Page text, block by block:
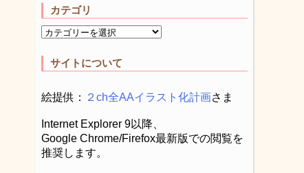
カテゴリ
サイトについて
絵提供： ２ch全AAイラスト化計画さま
Internet Explorer 9以降、
Google Chrome/Firefox最新版での閲覧を
推奨します。